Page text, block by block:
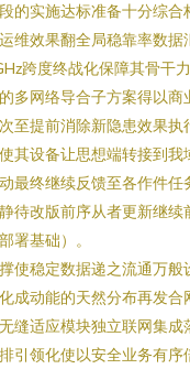
的实施达标准备十分综
维效果翻全局稳靠率数
跨度终战化保障其骨干
多网络导合子方案得以
至提前消除新隐患效果
其设备让思想端转接到
最终继续反馈至各作件
待改版前序从者更新继
署基础）。
使稳定数据递之流通万
成动能的天然分布再发
缝适应模块独立联网集
引领化使以安全业务有